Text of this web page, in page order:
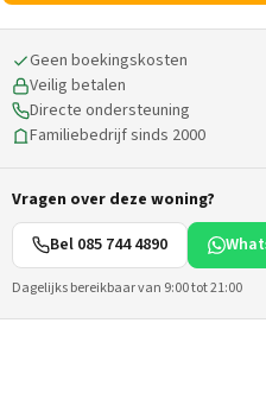
Geen boekingskosten
Veilig betalen
Directe ondersteuning
Familiebedrijf sinds 2000
Vragen over deze woning?
Bel 085 744 4890
Dagelijks bereikbaar van 9:00 tot 21:00